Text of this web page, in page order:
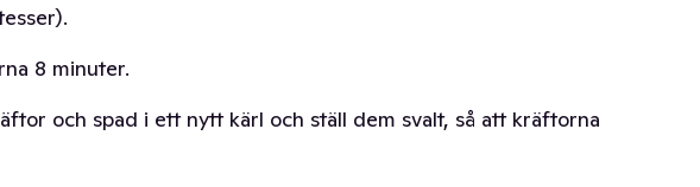
8 minuter.
och spad i ett nytt kärl och ställ dem svalt, så att kräftorna